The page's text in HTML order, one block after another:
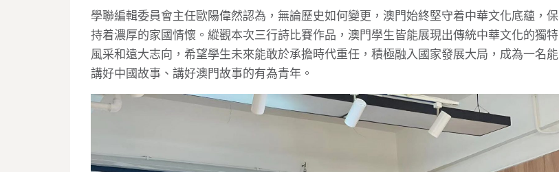
學聯編輯委員會主任歐陽偉然認為，無論歷史如何變更，澳門始終堅守着中華文化底蘊，保
持着濃厚的家國情懷。縱觀本次三行詩比賽作品，澳門學生皆能展現出傳統中華文化的獨特
風采和遠大志向，希望學生未來能敢於承擔時代重任，積極融入國家發展大局，成為一名能
講好中國故事、講好澳門故事的有為青年。